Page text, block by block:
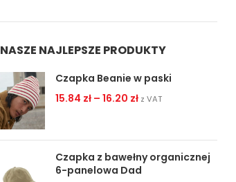
NASZE NAJLEPSZE PRODUKTY
Czapka Beanie w paski
15.84 zł – 16.20 zł z VAT
Czapka z bawełny organicznej
6-panelowa Dad